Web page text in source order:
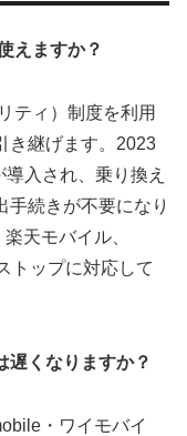
えますか？
ティ）制度を利用
き継げます。2023
入され、乗り換え
手続きが不要になり
天モバイル、
トップに対応して
遅くなりますか？
・ワイモバイ